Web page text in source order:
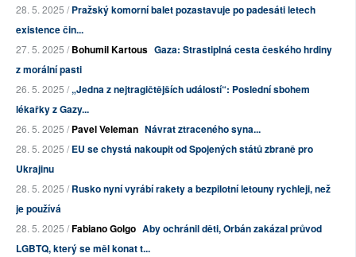
28. 5. 2025 /Pražský komorní balet pozastavuje po padesáti letech
existence čin...
27. 5. 2025 /Bohumil Kartous Gaza: Strastiplná cesta českého hrdiny
z morální pasti
26. 5. 2025 /„Jedna z nejtragičtějších událostí“: Poslední sbohem
lékařky z Gazy...
26. 5. 2025 /Pavel Veleman Návrat ztraceného syna...
28. 5. 2025 /EU se chystá nakoupit od Spojených států zbraně pro
Ukrajinu
28. 5. 2025 /Rusko nyní vyrábí rakety a bezpilotní letouny rychleji, než
je používá
28. 5. 2025 /Fabiano Golgo Aby ochránil děti, Orbán zakázal průvod
LGBTQ, který se měl konat t...